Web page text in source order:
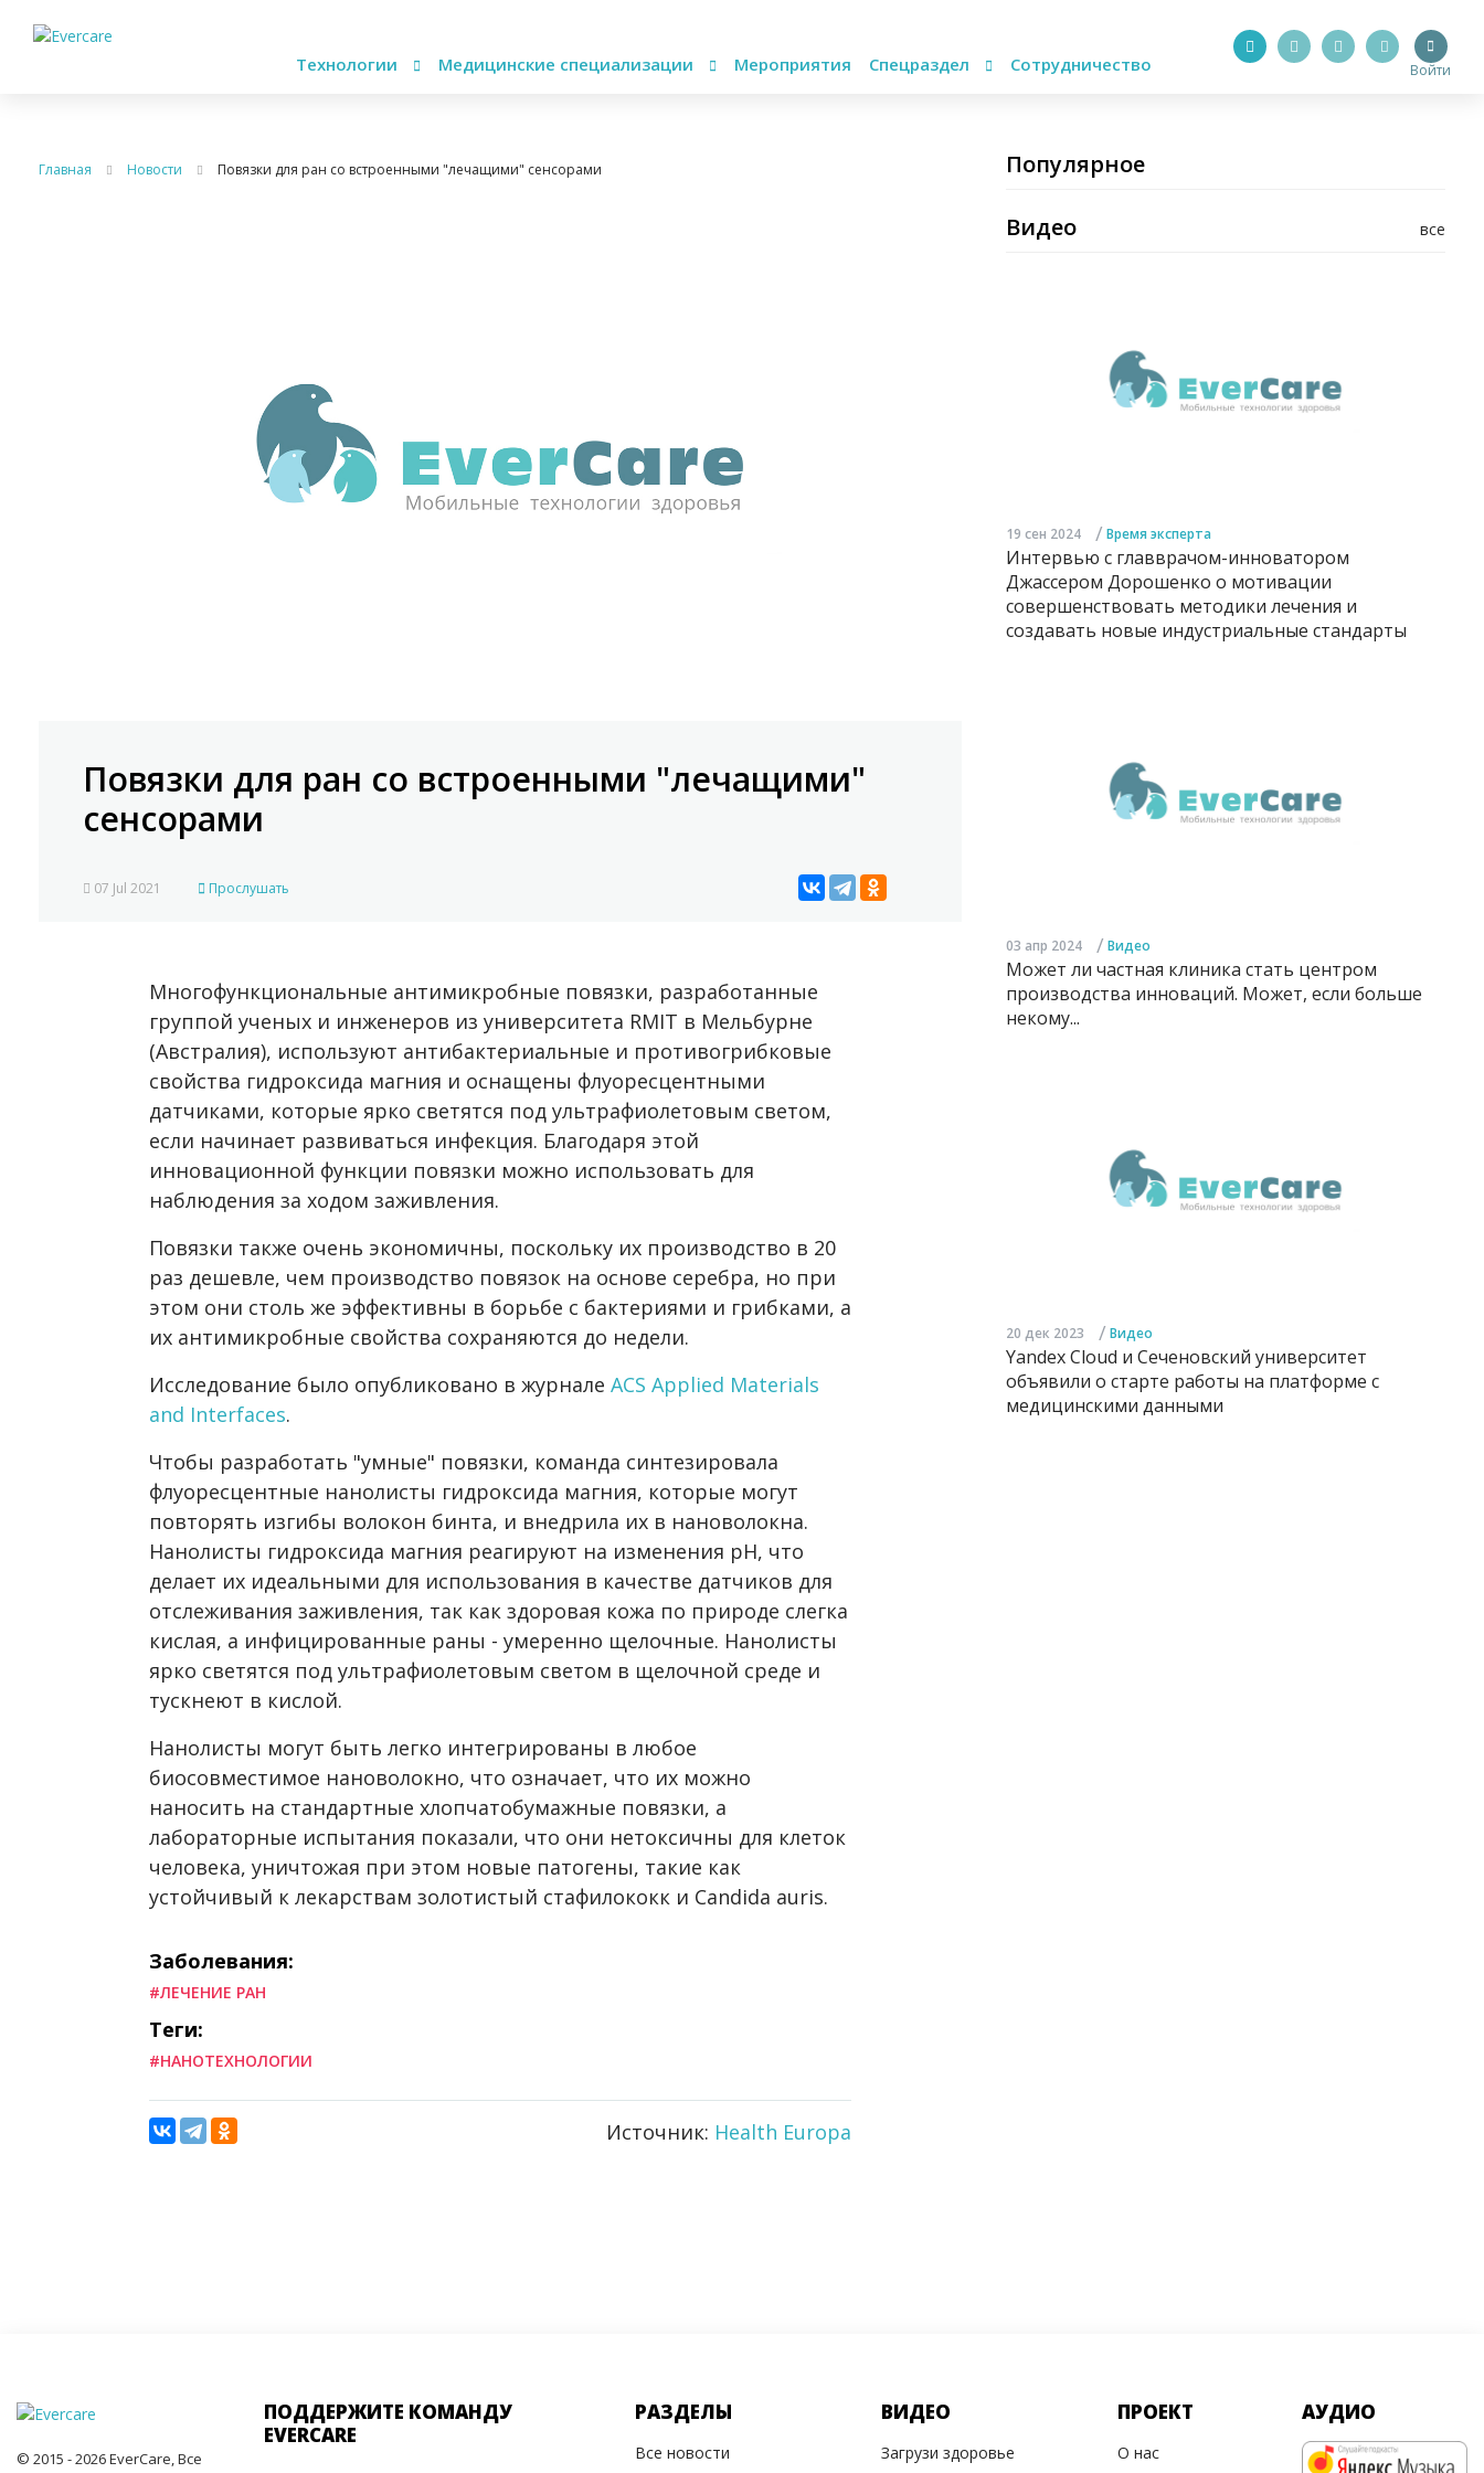
Технологии Медицинские специализации Мероприятия Спецраздел Сотрудничество Войти
Главная Новости Повязки для ран со встроенными "лечащими" сенсорами
Повязки для ран со встроенными "лечащими"
сенсорами
07 Jul 2021 Прослушать
Многофункциональные антимикробные повязки, разработанные
группой ученых и инженеров из университета RMIT в Мельбурне
(Австралия), используют антибактериальные и противогрибковые
свойства гидроксида магния и оснащены флуоресцентными
датчиками, которые ярко светятся под ультрафиолетовым светом,
если начинает развиваться инфекция. Благодаря этой
инновационной функции повязки можно использовать для
наблюдения за ходом заживления.
Повязки также очень экономичны, поскольку их производство в 20
раз дешевле, чем производство повязок на основе серебра, но при
этом они столь же эффективны в борьбе с бактериями и грибками, а
их антимикробные свойства сохраняются до недели.
Исследование было опубликовано в журнале ACS Applied Materials
and Interfaces.
Чтобы разработать "умные" повязки, команда синтезировала
флуоресцентные нанолисты гидроксида магния, которые могут
повторять изгибы волокон бинта, и внедрила их в нановолокна.
Нанолисты гидроксида магния реагируют на изменения pH, что
делает их идеальными для использования в качестве датчиков для
отслеживания заживления, так как здоровая кожа по природе слегка
кислая, а инфицированные раны - умеренно щелочные. Нанолисты
ярко светятся под ультрафиолетовым светом в щелочной среде и
тускнеют в кислой.
Нанолисты могут быть легко интегрированы в любое
биосовместимое нановолокно, что означает, что их можно
наносить на стандартные хлопчатобумажные повязки, а
лабораторные испытания показали, что они нетоксичны для клеток
человека, уничтожая при этом новые патогены, такие как
устойчивый к лекарствам золотистый стафилококк и Candida auris.
Заболевания:
#ЛЕЧЕНИЕ РАН
Теги:
#НАНОТЕХНОЛОГИИ
Источник: Health Europa
Популярное
все
Видео
19 сен 2024 / Время эксперта
Интервью с главврачом-инноватором
Джассером Дорошенко о мотивации
совершенствовать методики лечения и
создавать новые индустриальные стандарты
03 апр 2024 / Видео
Может ли частная клиника стать центром
производства инноваций. Может, если больше
некому...
20 дек 2023 / Видео
Yandex Cloud и Сеченовский университет
объявили о старте работы на платформе с
медицинскими данными
© 2015 - 2026 EverCare, Все
ПОДДЕРЖИТЕ КОМАНДУ
EVERCARE
РАЗДЕЛЫ
Все новости
ВИДЕО
Загрузи здоровье
ПРОЕКТ
О нас
АУДИО